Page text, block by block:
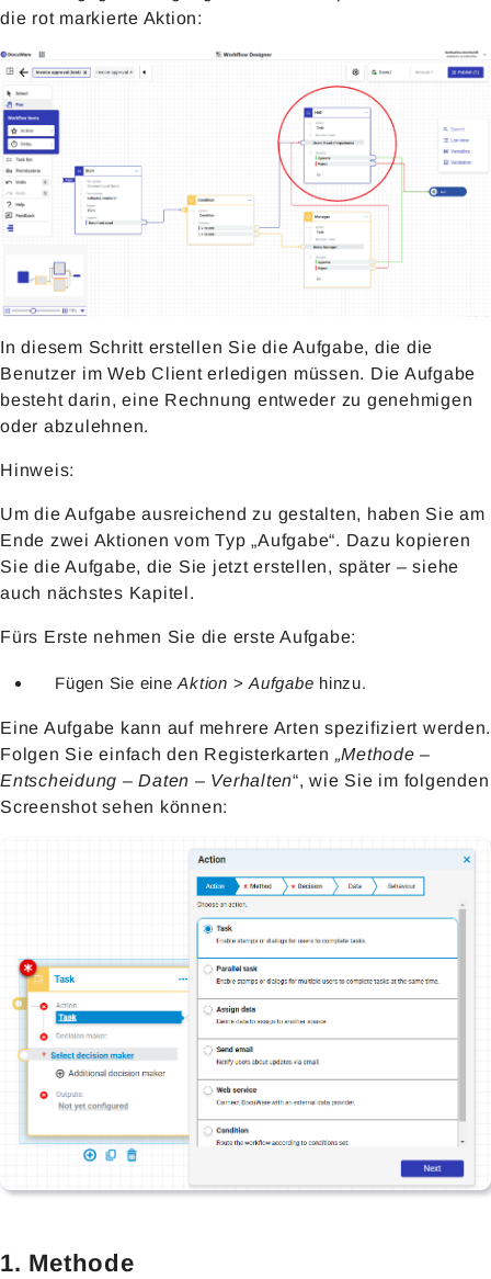
die rot markierte Aktion:
In diesem Schritt erstellen Sie die Aufgabe, die die
Benutzer im Web Client erledigen müssen. Die Aufgabe
besteht darin, eine Rechnung entweder zu genehmigen
oder abzulehnen.
Hinweis:
Um die Aufgabe ausreichend zu gestalten, haben Sie am
Ende zwei Aktionen vom Typ „Aufgabe“. Dazu kopieren
Sie die Aufgabe, die Sie jetzt erstellen, später – siehe
auch nächstes Kapitel.
Fürs Erste nehmen Sie die erste Aufgabe:
Fügen Sie eineAktion > Aufgabe hinzu.
Eine Aufgabe kann auf mehrere Arten spezifiziert werden.
Folgen Sie einfach den Registerkarten „Methode –
Entscheidung – Daten – Verhalten“, wie Sie im folgenden
Screenshot sehen können:
1. Methode